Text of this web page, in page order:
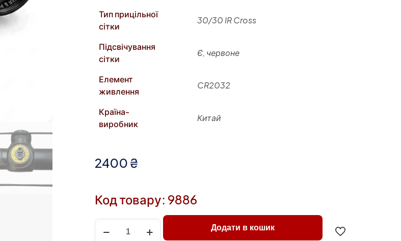
Тип прицільної
сітки
30/30 IR Cross
Підсвічування
сітки
Є, червоне
Елемент
живлення
CR2032
Країна-
виробник
Китай
2400 ₴
Код товару: 9886
Приціл
оптичний
Додати в кошик